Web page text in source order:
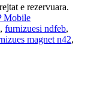
e rezervuara.
Mobile
, furnizuesi ndfeb,
magnet n42,